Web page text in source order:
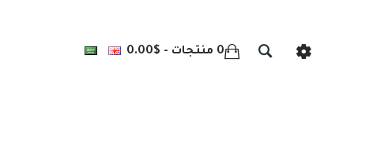
0 منتجات - $0.00